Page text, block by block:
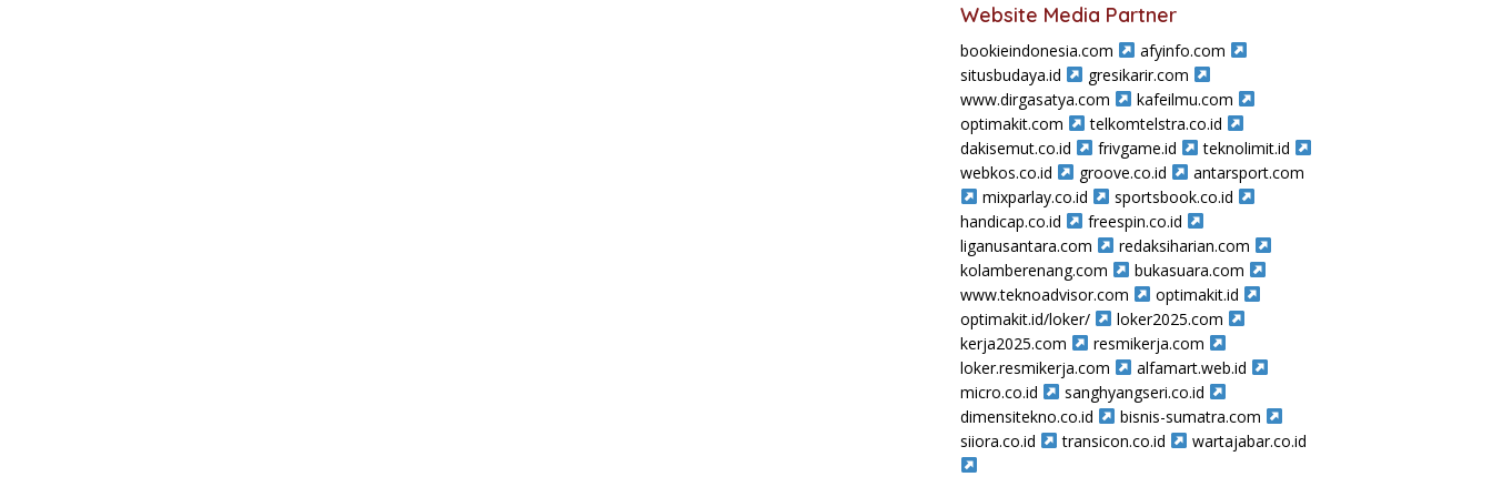
Website Media Partner
bookieindonesia.com
afyinfo.com
situsbudaya.id
gresikarir.com
www.dirgasatya.com
kafeilmu.com
optimakit.com
telkomtelstra.co.id
dakisemut.co.id
frivgame.id
teknolimit.id
webkos.co.id
groove.co.id
antarsport.com
mixparlay.co.id
sportsbook.co.id
handicap.co.id
freespin.co.id
liganusantara.com
redaksiharian.com
kolamberenang.com
bukasuara.com
www.teknoadvisor.com
optimakit.id
optimakit.id/loker/
loker2025.com
kerja2025.com
resmikerja.com
loker.resmikerja.com
alfamart.web.id
micro.co.id
sanghyangseri.co.id
dimensitekno.co.id
bisnis-sumatra.com
siiora.co.id
transicon.co.id wartajabar.co.id